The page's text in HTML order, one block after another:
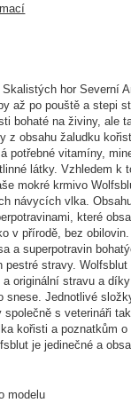
hor Severní
až po pouště a stepi
bohaté na živiny, ale
z obsahu žaludku
potřebné vitamíny,
látky. Vzhledem k
mokré krmivo
návycích vlka.
které
v přírodě, bez
a superpotravin
pestré stravy.
originální stravu a
snese. Jednotlivé
společně s veterináři
kořisti a poznatkům
je jedinečné a
modelu